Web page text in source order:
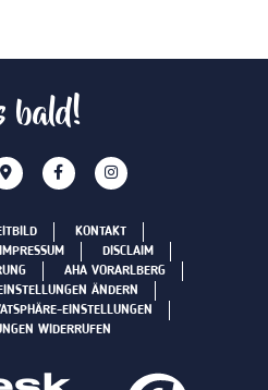
bald!
KONTAKT
IMPRESSUM
DISCLAIM
AHA VORARLBERG
ÄNDERN
EINSTELLUNGEN
WIDERRUFEN